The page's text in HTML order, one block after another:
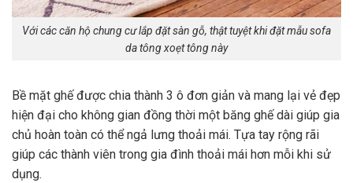
Với các căn hộ chung cư lắp đặt sàn gỗ, thật tuyệt khi đặt mẫu sofa
da tông xoẹt tông này
Bề mặt ghế được chia thành 3 ô đơn giản và mang lại vẻ đẹp
hiện đại cho không gian đồng thời một băng ghế dài giúp gia
chủ hoàn toàn có thể ngả lưng thoải mái. Tựa tay rộng rãi
giúp các thành viên trong gia đình thoải mái hơn mỗi khi sử
dụng.